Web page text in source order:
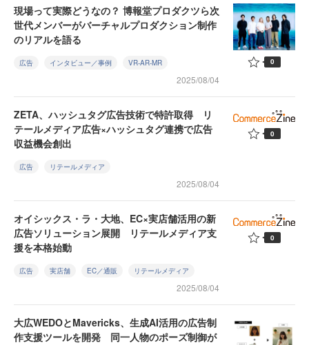
現場って実際どうなの？ 博報堂プロダクツら次
世代メンバーがバーチャルプロダクション制作
のリアルを語る
広告 インタビュー／事例 VR-AR-MR
2025/08/04
0
ZETA、ハッシュタグ広告技術で特許取得 リ
テールメディア広告×ハッシュタグ連携で広告
収益機会創出
広告 リテールメディア
2025/08/04
0
オイシックス・ラ・大地、EC×実店舗活用の新
広告ソリューション展開 リテールメディア支
援を本格始動
広告 実店舗 EC／通販 リテールメディア
2025/08/04
0
大広WEDOとMavericks、生成AI活用の広告制
作支援ツールを開発 同一人物のポーズ制御が